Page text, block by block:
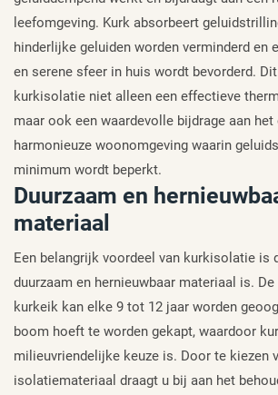
leefomgeving. Kurk absorbeert
hinderlijke geluiden worden verminderd en
en serene sfeer in huis wordt bevorderd.
kurkisolatie niet alleen een effectieve
maar ook een waardevolle bijdrage aan het
harmonieuze woonomgeving waarin
minimum wordt beperkt.
Duurzaam en
materiaal
Een belangrijk voordeel van kurkisolatie is
duurzaam en hernieuwbaar materiaal is.
kurkeik kan elke 9 tot 12 jaar worden
boom hoeft te worden gekapt, waardoor
milieuvriendelijke keuze is. Door te kiezen
isolatiemateriaal draagt u bij aan het